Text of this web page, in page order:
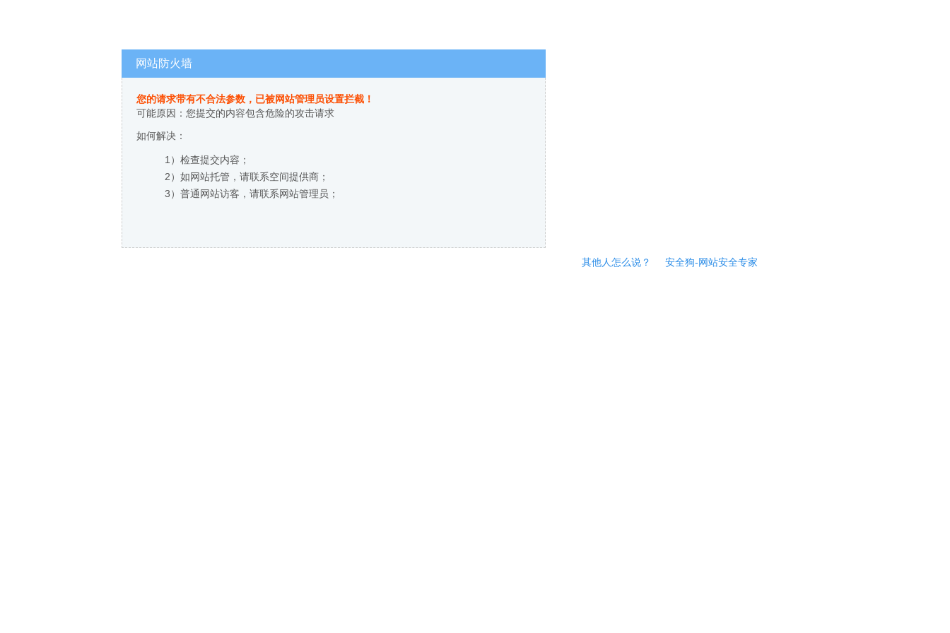
网站防火墙
您的请求带有不合法参数，已被网站管理员设置拦截！
可能原因：您提交的内容包含危险的攻击请求
如何解决：
1）检查提交内容；
2）如网站托管，请联系空间提供商；
3）普通网站访客，请联系网站管理员；
其他人怎么说？ 安全狗-网站安全专家